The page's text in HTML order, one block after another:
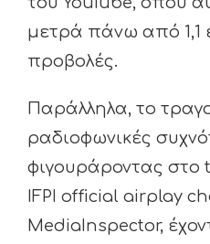
μετρά πάνω από 1,1
προβολές.
Παράλληλα, το
ραδιοφωνικές
φιγουράροντας στο
IFPI official airplay
MediaInspector,